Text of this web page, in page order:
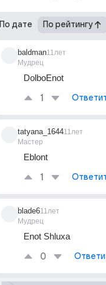
По дате По рейтингу
baldman
Мудрец
11лет
DolboEnot
1
tatyana_1644
Мастер
11лет
Eblont
1
blade6
Мудрец
11лет
Enot Shluxa
0